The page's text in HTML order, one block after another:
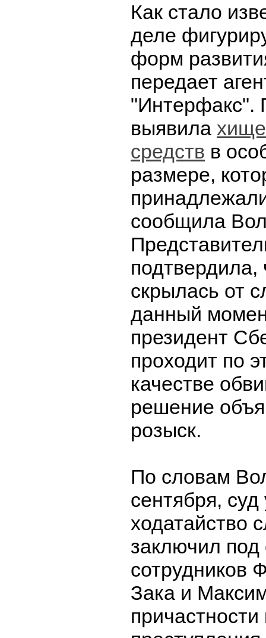
Как стало
деле
форм
передает
"Интерфакс".
выявила
средств в
размере,
сообщила
подтвердила,
скрылась от
данный
президент
проходит по
качестве
решение
розыск.
По словам
сентября,
ходатайство
заключил под
сотрудников
Зака и